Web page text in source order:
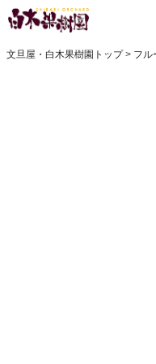
文旦屋・白木果樹園トップ フル